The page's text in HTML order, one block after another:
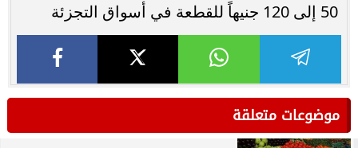
50 إلى 120 جنيهاً للقطعة في أسواق التجزئة
موضوعات متعلقة